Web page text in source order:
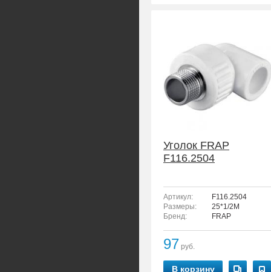
Уголок FRAP
F116.2504
Артикул:
F116.2504
Размеры:
25*1/2M
Бренд:
FRAP
97 руб.
В корзину